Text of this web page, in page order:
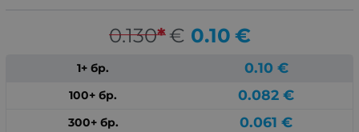
0.130*€ 0.10 €
1+ бр. 0.10 €
100+ бр. 0.082 €
300+ бр. 0.061 €